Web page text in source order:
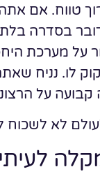
טווח. אם
בסדרה
על מערכת
לו. נניח
על
לא